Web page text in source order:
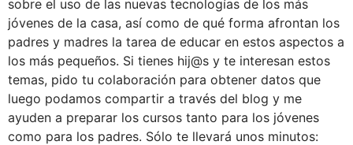
sobre el uso de las nuevas tecnologías de los más
jóvenes de la casa, así como de qué forma afrontan los
padres y madres la tarea de educar en estos aspectos a
los más pequeños. Si tienes hij@s y te interesan estos
temas, pido tu colaboración para obtener datos que
luego podamos compartir a través del blog y me
ayuden a preparar los cursos tanto para los jóvenes
como para los padres. Sólo te llevará unos minutos: